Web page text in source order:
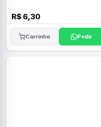
R$ 6,30
Carrinho Pedir